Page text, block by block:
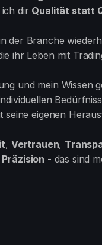
dir Qualität statt
der Branche
ihr Leben mit
und mein Wissen
eigenen
, Vertrauen,
Präzision - das sind